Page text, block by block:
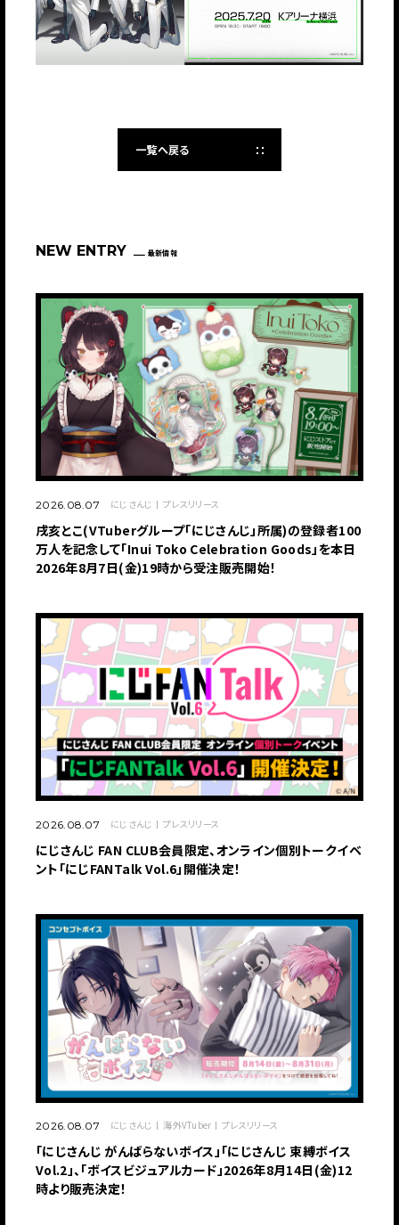
一覧へ戻る
NEW ENTRY 最新情報
2026.08.07 にじさんじ プレスリリース
戌亥とこ(VTuberグループ「にじさんじ」所属)の登録者100
万人を記念して「Inui Toko Celebration Goods」を本日
2026年8月7日(金)19時から受注販売開始！
2026.08.07 にじさんじ プレスリリース
にじさんじ FAN CLUB会員限定、オンライン個別トークイベ
ント「にじFANTalk Vol.6」開催決定！
2026.08.07 にじさんじ 海外VTuber プレスリリース
「にじさんじ がんばらないボイス」「にじさんじ 束縛ボイス
Vol.2」、「ボイスビジュアルカード」2026年8月14日(金)12
時より販売決定！